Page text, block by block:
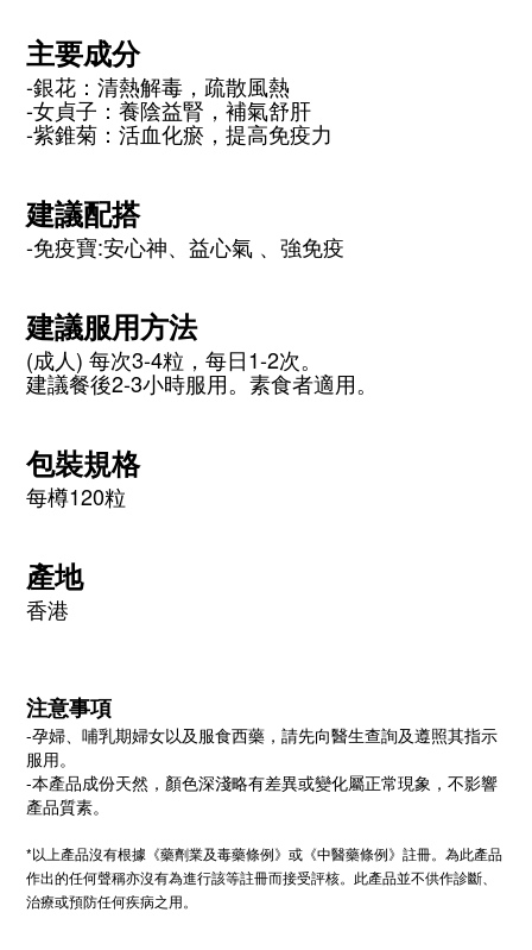
主要成分
-銀花：清熱解毒，疏散風熱
-女貞子：養陰益腎，補氣舒肝
-紫錐菊：活血化瘀，提高免疫力
建議配搭​
-免疫寶:安心神、益心氣 、強免疫
建議服用方法
(成人) 每次3-4粒，每日1-2次。
建議餐後2-3小時服用。素食者適用。
包裝規格
每樽120粒
產地
香港
注意事項
-孕婦、哺乳期婦女以及服食西藥，請先向醫生查詢及遵照其指示
服用。
-本產品成份天然，顏色深淺略有差異或變化屬正常現象，不影響
產品質素。
*以上產品沒有根據《藥劑業及毒藥條例》或《中醫藥條例》註冊。為此產品
作出的任何聲稱亦沒有為進行該等註冊而接受評核。此產品並不供作診斷、
治療或預防任何疾病之用。